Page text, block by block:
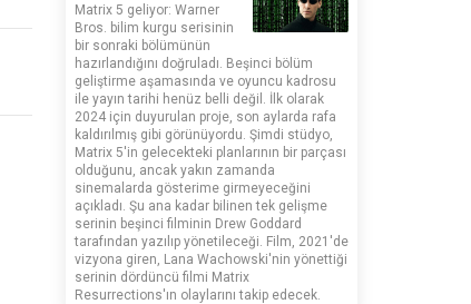
Matrix 5 geliyor: Warner
Bros. bilim kurgu serisinin
bir sonraki bölümünün
hazırlandığını doğruladı. Beşinci bölüm
geliştirme aşamasında ve oyuncu kadrosu
ile yayın tarihi henüz belli değil. İlk olarak
2024 için duyurulan proje, son aylarda rafa
kaldırılmış gibi görünüyordu. Şimdi stüdyo,
Matrix 5'in gelecekteki planlarının bir parçası
olduğunu, ancak yakın zamanda
sinemalarda gösterime girmeyeceğini
açıkladı. Şu ana kadar bilinen tek gelişme
serinin beşinci filminin Drew Goddard
tarafından yazılıp yönetileceği. Film, 2021'de
vizyona giren, Lana Wachowski'nin yönettiği
serinin dördüncü filmi Matrix
Resurrections'ın olaylarını takip edecek.